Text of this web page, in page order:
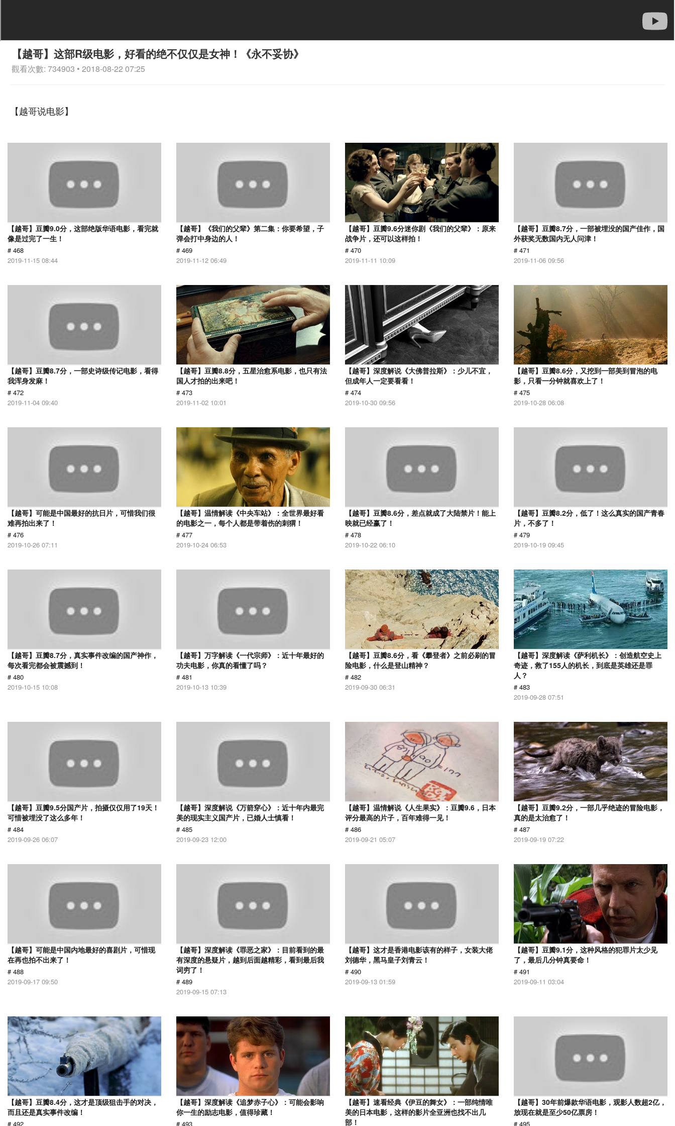
【越哥】这部R级电影，好看的绝不仅仅是女神！《永不妥协》
觀看次數: 734903 • 2018-08-22 07:25
【越哥说电影】
【越哥】豆瓣9.0分，这部绝版华语电影，看完就
像是过完了一生！
# 468
2019-11-15 08:44
【越哥】《我们的父辈》第二集：你要希望，子
弹会打中身边的人！
# 469
2019-11-12 06:49
【越哥】豆瓣9.6分迷你剧《我们的父辈》：原来
战争片，还可以这样拍！
# 470
2019-11-11 10:09
【越哥】豆瓣8.7分，一部被埋没的国产佳作，国
外获奖无数国内无人问津！
# 471
2019-11-06 09:56
【越哥】豆瓣8.7分，一部史诗级传记电影，看得
我浑身发麻！
# 472
2019-11-04 09:40
【越哥】豆瓣8.8分，五星治愈系电影，也只有法
国人才拍的出来吧！
# 473
2019-11-02 10:01
【越哥】深度解说《大佛普拉斯》：少儿不宜，
但成年人一定要看看！
# 474
2019-10-30 09:56
【越哥】豆瓣8.6分，又挖到一部美到冒泡的电
影，只看一分钟就喜欢上了！
# 475
2019-10-28 06:08
【越哥】可能是中国最好的抗日片，可惜我们很
难再拍出来了！
# 476
2019-10-26 07:11
【越哥】温情解读《中央车站》：全世界最好看
的电影之一，每个人都是带着伤的刺猬！
# 477
2019-10-24 06:53
【越哥】豆瓣8.6分，差点就成了大陆禁片！能上
映就已经赢了！
# 478
2019-10-22 06:10
【越哥】豆瓣8.2分，低了！这么真实的国产青春
片，不多了！
# 479
2019-10-19 09:45
【越哥】豆瓣8.7分，真实事件改编的国产神作，
每次看完都会被震撼到！
# 480
2019-10-15 10:08
【越哥】万字解读《一代宗师》：近十年最好的
功夫电影，你真的看懂了吗？
# 481
2019-10-13 10:39
【越哥】豆瓣8.6分，看《攀登者》之前必刷的冒
险电影，什么是登山精神？
# 482
2019-09-30 06:31
【越哥】深度解读《萨利机长》：创造航空史上
奇迹，救了155人的机长，到底是英雄还是罪
人？
# 483
2019-09-28 07:51
【越哥】豆瓣9.5分国产片，拍摄仅仅用了19天！
可惜被埋没了这么多年！
# 484
2019-09-26 06:07
【越哥】深度解说《万箭穿心》：近十年内最完
美的现实主义国产片，已婚人士慎看！
# 485
2019-09-23 12:00
【越哥】温情解说《人生果实》：豆瓣9.6，日本
评分最高的片子，百年难得一见！
# 486
2019-09-21 05:07
【越哥】豆瓣9.2分，一部几乎绝迹的冒险电影，
真的是太治愈了！
# 487
2019-09-19 07:22
【越哥】可能是中国内地最好的喜剧片，可惜现
在再也拍不出来了！
# 488
2019-09-17 09:50
【越哥】深度解读《罪恶之家》：目前看到的最
有深度的悬疑片，越到后面越精彩，看到最后我
词穷了！
# 489
2019-09-15 07:13
【越哥】这才是香港电影该有的样子，女装大佬
刘德华，黑马皇子刘青云！
# 490
2019-09-13 01:59
【越哥】豆瓣9.1分，这种风格的犯罪片太少见
了，最后几分钟真要命！
# 491
2019-09-11 03:04
【越哥】豆瓣8.4分，这才是顶级狙击手的对决，
而且还是真实事件改编！
# 492
【越哥】深度解读《追梦赤子心》：可能会影响
你一生的励志电影，值得珍藏！
# 493
【越哥】速看经典《伊豆的舞女》：一部纯情唯
美的日本电影，这样的影片全亚洲也找不出几
部！
【越哥】30年前爆款华语电影，观影人数超2亿，
放现在就是至少50亿票房！
# 495